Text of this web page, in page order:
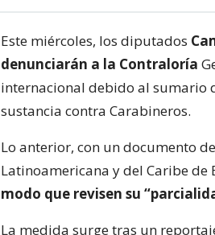
Este miércoles, los diputados
denunciarán a la Contraloría
internacional debido al sumario
sustancia contra Carabineros.
Lo anterior, con un documento
Latinoamericana y del Caribe de
modo que revisen su
La medida surge tras un